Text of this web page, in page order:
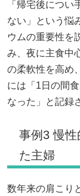
「帰宅後につ
ない」という悩
ウムの重要性を
み、夜に主食中
の柔軟性を高め
には「1日の間
なった」と記録
事例3 慢性
た主婦
数年来の肩こり